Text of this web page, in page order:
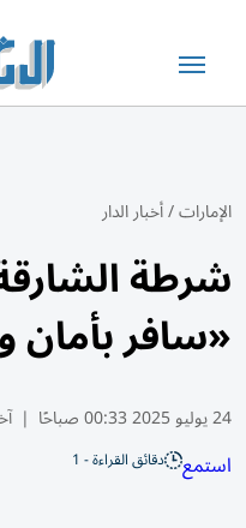
الإمارات/أخبار الدار
شرطة
«سافر بأمان
24 يوليو 2025 00:33 صباحًا |
استمع دقائق القراءة - 1